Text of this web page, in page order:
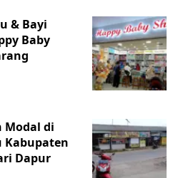
& Bayi
Baby
Modal di
Kabupaten
Dapur